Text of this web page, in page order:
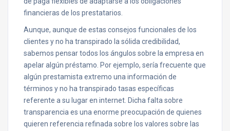
financieras de los prestatarios.
Aunque, aunque de estas consejos funcionales de los
clientes y no ha transpirado la sólida credibilidad,
sabemos pensar todos los ángulos sobre la empresa en
apelar algún préstamo. Por ejemplo, serí­a frecuente que
algún prestamista extremo una información de
términos y no ha transpirado tasas específicas
referente a su lugar en internet. Dicha falta sobre
transparencia es una enorme preocupación de quienes
quieren referencia refinada sobre los valores sobre las